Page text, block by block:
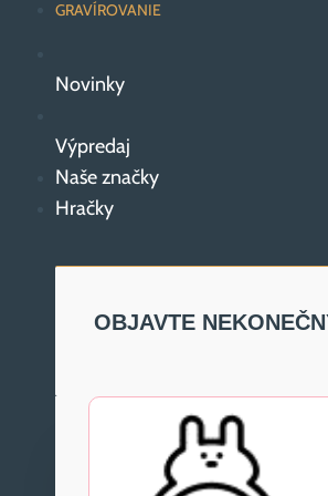
GRAVÍROVANIE
Novinky
Výpredaj
Naše značky
Hračky
OBJAVTE